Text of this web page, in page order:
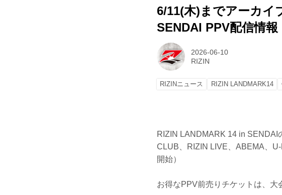
6/11(木)までアーカイ
SENDAI PPV配信情報
2026-06-10
RIZIN
RIZINニュース RIZIN LANDMARK14
RIZIN LANDMARK 14 in
CLUB、RIZIN LIVE、ABEMA、
開始）
お得なPPV前売りチケットは、大